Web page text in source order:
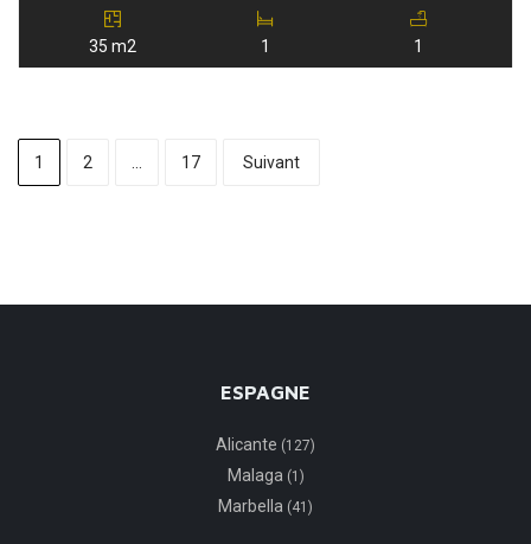
35 m2 1 1
1 2 … 17 Suivant
ESPAGNE
Alicante (127)
Malaga (1)
Marbella (41)